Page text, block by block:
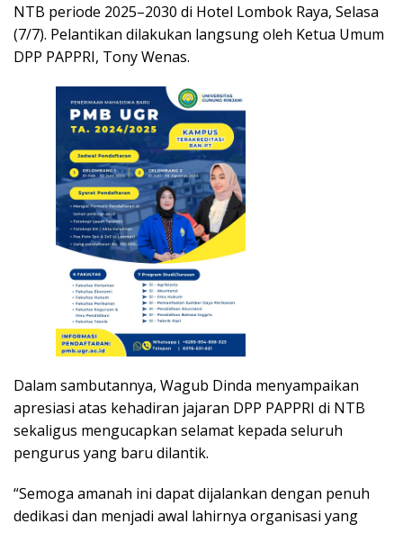
NTB periode 2025–2030 di Hotel Lombok Raya, Selasa
(7/7). Pelantikan dilakukan langsung oleh Ketua Umum
DPP PAPPRI, Tony Wenas.
Dalam sambutannya, Wagub Dinda menyampaikan
apresiasi atas kehadiran jajaran DPP PAPPRI di NTB
sekaligus mengucapkan selamat kepada seluruh
pengurus yang baru dilantik.
“Semoga amanah ini dapat dijalankan dengan penuh
dedikasi dan menjadi awal lahirnya organisasi yang